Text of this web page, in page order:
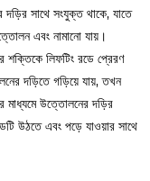
সাথে সংযুক্ত থাকে, যাতে
এবং নামানো যায়।
শক্তিকে লিফটিং রডে প্রেরণ
দড়িতে গড়িয়ে যায়, তখন
মাধ্যমে উত্তোলনের দড়ির
উঠতে এবং পড়ে যাওয়ার সাথে